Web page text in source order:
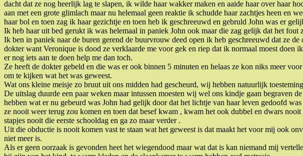
dacht dat ze nog heerlijk lag te slapen, ik wilde haar wakker maken en aaide haar over haar
aan met een grote glimlach maar nu helemaal geen reaktie ik schudde haar zachtjes heen en
haar bol en toen zag ik haar gezichtje en toen heb ik geschreeuwd en gebruld John was er
Ik heb haar uit bed gerukt ik was helemaal in paniek John ook maar die zag gelijk dat het
Ik ben in paniek naar de buren gerend de buurvrouw deed open ik heb geschreeuwd dat ze
dokter want Veronique is dood ze verklaarde me voor gek en riep dat ik normaal moest doen
er nog iets aan te doen help me dan toch.
Ze heeft de dokter gebeld en die was er ook binnen 5 minuten en helaas ze kon niks meer
om te kijken wat het was geweest.
Wat ons kleine meisje zo bruut uit ons midden had gescheurd, wij hebben natuurlijk
De uitslag duurde een paar weken maar intussen moesten wij wel ons kindje gaan begraven
hebben wat er nu gebeurd was John had gelijk door dat het lichtje van haar leven gedoofd
ze nooit weer terug zou komen en toen dat besef kwam , kwam het ook dubbel en dwars
stapjes nooit die eerste schooldag en ga zo maar verder .
Uit die obductie is nooit komen vast te staan wat het geweest is dat maakt het voor mij ook
niet meer is.
Als er geen oorzaak is gevonden heet het wiegendood maar wat dat is kan niemand mij